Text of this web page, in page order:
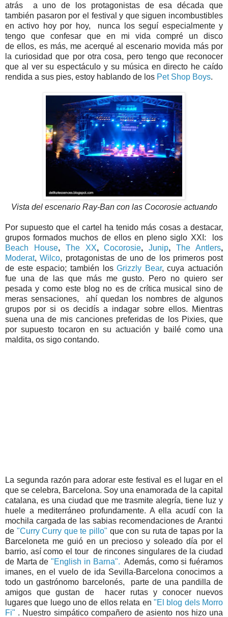
atrás a uno de los protagonistas de esa década que
también pasaron por el festival y que siguen incombustibles
en activo hoy por hoy, nunca los seguí especialmente y
tengo que confesar que en mi vida compré un disco
de ellos, es más, me acerqué al escenario movida más por
la curiosidad que por otra cosa, pero tengo que reconocer
que al ver su espectáculo y su música en directo he caído
rendida a sus pies, estoy hablando de los Pet Shop Boys.
Vista del escenario Ray-Ban con las Cocorosie actuando
Por supuesto que el cartel ha tenido más cosas a destacar,
grupos formados muchos de ellos en pleno siglo XXI: los
Beach House, The XX,Cocorosie, Junip, The Antlers,
Moderat,Wilco, protagonistas de uno de los primeros post
de este espacio; también losGrizzly Bear, cuya actuación
fue una de las que más me gusto. Pero no quiero ser
pesada y como este blog no es de crítica musical sino de
meras sensaciones, ahí quedan los nombres de algunos
grupos por si os decidís a indagar sobre ellos. Mientras
suena una de mis canciones preferidas de los Pixies, que
por supuesto tocaron en su actuación y bailé como una
maldita, os sigo contando.
La segunda razón para adorar este festival es el lugar en el
que se celebra, Barcelona. Soy una enamorada de la capital
catalana, es una ciudad que me trasmite alegría, tiene luz y
huele a mediterráneo profundamente. A ella acudí con la
mochila cargada de las sabias recomendaciones de Arantxi
de "Curry Curry que te pillo" que con su ruta de tapas por la
Barceloneta me guió en un precioso y soleado día por el
barrio, así como el tour de rincones singulares de la ciudad
de Marta de "English in Barna". Además, como si fuéramos
imanes, en el vuelo de ida Sevilla-Barcelona conocimos a
todo un gastrónomo barcelonés, parte de una pandilla de
amigos que gustan de hacer rutas y conocer nuevos
lugares que luego uno de ellos relata en "El blog dels Morro
Fi" . Nuestro simpático compañero de asiento nos hizo una